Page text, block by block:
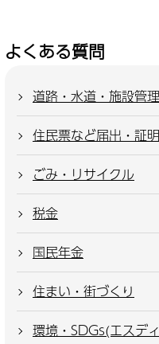
よくある質問
道路・水道・施設管理
住民票など届出・証
ごみ・リサイクル
税金
国民年金
住まい・街づくり
環境・SDGs(エスデ